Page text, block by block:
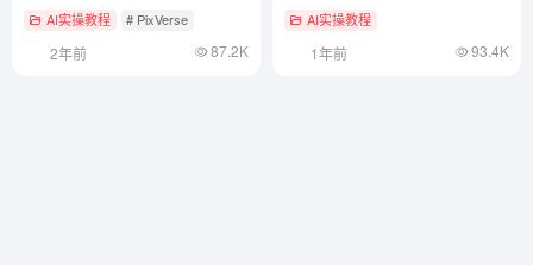
AI实操教程 # PixVerse
2年前 87.2K
AI实操教程
1年前 93.4K